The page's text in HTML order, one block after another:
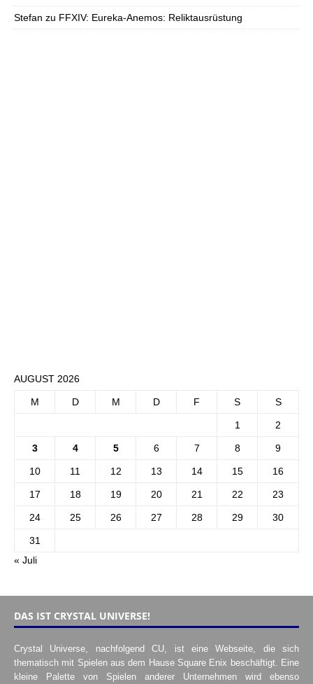
Stefan zu FFXIV: Eureka-Anemos: Reliktausrüstung
AUGUST 2026
M D M D F S S
1 2
3 4 5 6 7 8 9
10 11 12 13 14 15 16
17 18 19 20 21 22 23
24 25 26 27 28 29 30
31
« Juli
DAS IST CRYSTAL UNIVERSE!
Crystal Universe, nachfolgend CU, ist eine Webseite, die sich
thematisch mit Spielen aus dem Hause Square Enix beschäftigt. Eine
kleine Palette von Spielen anderer Unternehmen wird ebenso